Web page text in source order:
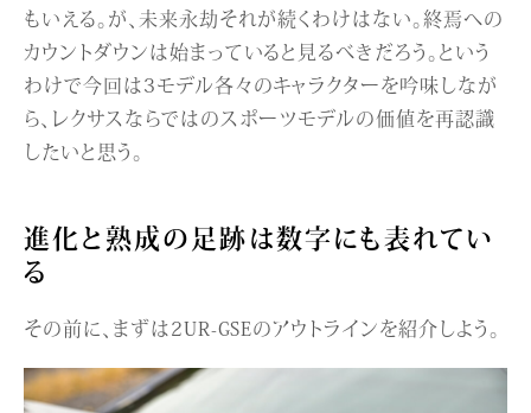
もいえる。が、未来永劫それが続くわけはない。終焉への
カウントダウンは始まっていると見るべきだろう。という
わけで今回は3モデル各々のキャラクターを吟味しなが
ら、レクサスならではのスポーツモデルの価値を再認識
したいと思う。
進化と熟成の足跡は数字にも表れてい
る
その前に、まずは2UR-GSEのアウトラインを紹介しよう。